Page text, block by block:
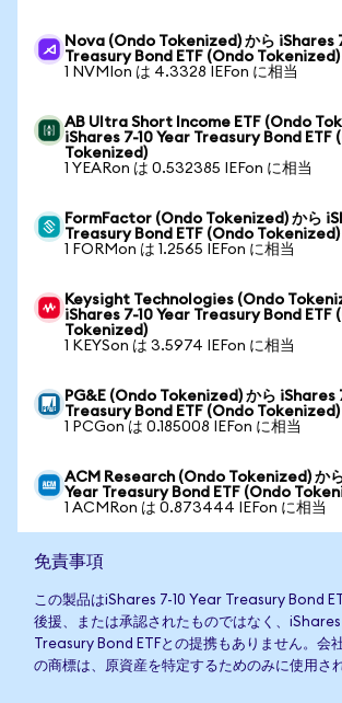
Nova (Ondo Tokenized) から iShares
Treasury Bond ETF (Ondo Tokenized)
1 NVMIon は 4.3328 IEFon に相当
AB Ultra Short Income ETF (Ondo
iShares 7-10 Year Treasury Bond ETF
Tokenized)
1 YEARon は 0.532385 IEFon に相当
FormFactor (Ondo Tokenized) から
Treasury Bond ETF (Ondo Tokenized)
1 FORMon は 1.2565 IEFon に相当
Keysight Technologies (Ondo
iShares 7-10 Year Treasury Bond ETF
Tokenized)
1 KEYSon は 3.5974 IEFon に相当
PG&E (Ondo Tokenized) から iShares
Treasury Bond ETF (Ondo Tokenized)
1 PCGon は 0.185008 IEFon に相当
ACM Research (Ondo Tokenized) か
Year Treasury Bond ETF (Ondo
1 ACMRon は 0.873444 IEFon に相当
免責事項
この製品はiShares 7-10 Year Treasury Bond
後援、または承認されたものではなく、
Treasury Bond ETFとの提携もありません。会
の商標は、原資産を特定するためのみに使用さ